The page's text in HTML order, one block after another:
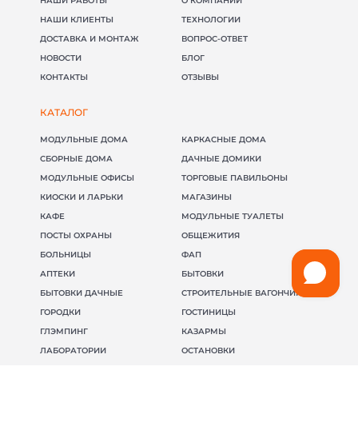
НАШИ КЛИЕНТЫ
ТЕХНОЛОГИИ
ДОСТАВКА И МОНТАЖ
ВОПРОС-ОТВЕТ
НОВОСТИ
БЛОГ
КОНТАКТЫ
ОТЗЫВЫ
КАТАЛОГ
МОДУЛЬНЫЕ ДОМА
КАРКАСНЫЕ ДОМА
СБОРНЫЕ ДОМА
ДАЧНЫЕ ДОМИКИ
МОДУЛЬНЫЕ ОФИСЫ
ТОРГОВЫЕ ПАВИЛЬОНЫ
КИОСКИ И ЛАРЬКИ
МАГАЗИНЫ
КАФЕ
МОДУЛЬНЫЕ ТУАЛЕТЫ
ПОСТЫ ОХРАНЫ
ОБЩЕЖИТИЯ
БОЛЬНИЦЫ
ФАП
АПТЕКИ
БЫТОВКИ
БЫТОВКИ ДАЧНЫЕ
СТРОИТЕЛЬНЫЕ ВАГОНЧИКИ
ГОРОДКИ
ГОСТИНИЦЫ
ГЛЭМПИНГ
КАЗАРМЫ
ЛАБОРАТОРИИ
ОСТАНОВКИ